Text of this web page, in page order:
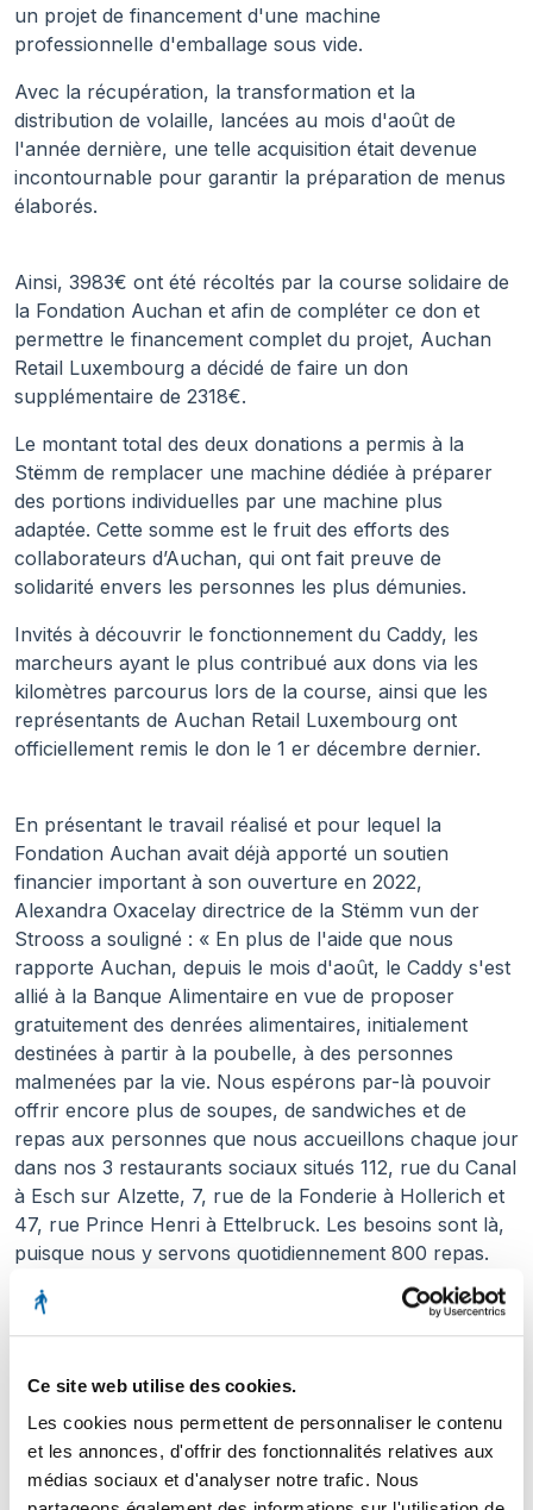
Ce site web utilise des cookies.
Les cookies nous permettent de personnaliser le contenu
et les annonces, d'offrir des fonctionnalités relatives aux
médias sociaux et d'analyser notre trafic. Nous
un projet de financement d'une machine
professionnelle d'emballage sous vide.
Avec la récupération, la transformation et la
distribution de volaille, lancées au mois d'août de
l'année dernière, une telle acquisition était devenue
incontournable pour garantir la préparation de menus
élaborés.
Ainsi, 3983€ ont été récoltés par la course solidaire de
la Fondation Auchan et afin de compléter ce don et
permettre le financement complet du projet, Auchan
Retail Luxembourg a décidé de faire un don
supplémentaire de 2318€.
Le montant total des deux donations a permis à la
Stëmm de remplacer une machine dédiée à préparer
des portions individuelles par une machine plus
adaptée. Cette somme est le fruit des efforts des
collaborateurs d’Auchan, qui ont fait preuve de
solidarité envers les personnes les plus démunies.
Invités à découvrir le fonctionnement du Caddy, les
marcheurs ayant le plus contribué aux dons via les
kilomètres parcourus lors de la course, ainsi que les
représentants de Auchan Retail Luxembourg ont
officiellement remis le don le 1 er décembre dernier.
En présentant le travail réalisé et pour lequel la
Fondation Auchan avait déjà apporté un soutien
financier important à son ouverture en 2022,
Alexandra Oxacelay directrice de la Stëmm vun der
Strooss a souligné : « En plus de l'aide que nous
rapporte Auchan, depuis le mois d'août, le Caddy s'est
allié à la Banque Alimentaire en vue de proposer
gratuitement des denrées alimentaires, initialement
destinées à partir à la poubelle, à des personnes
malmenées par la vie. Nous espérons par-là pouvoir
offrir encore plus de soupes, de sandwiches et de
repas aux personnes que nous accueillons chaque jour
dans nos 3 restaurants sociaux situés 112, rue du Canal
à Esch sur Alzette, 7, rue de la Fonderie à Hollerich et
47, rue Prince Henri à Ettelbruck. Les besoins sont là,
puisque nous y servons quotidiennement 800 repas.
Face à l'augmentation en flèche de la pauvreté, nous
sommes donc heureux de pouvoir compter sur des
partenaires forts comme Auchan qui, avec nous, tirent
Pour rappel : le partenariat entre l’asbl Stëmm vun der
Strooss et Auchan Luxembourg remonte à 2009.
Grâce à cette collaboration, l’asbl récupère chaque